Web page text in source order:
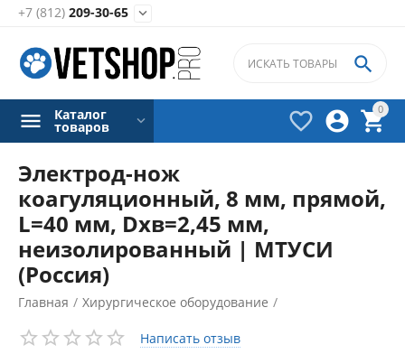
+7 (812) 209-30-65 
0




Каталог
товаров
Электрод-нож
коагуляционный, 8 мм, прямой,
L=40 мм, Dхв=2,45 мм,
неизолированный | МТУСИ
(Россия)
Главная / Хирургическое оборудование /
Электрокоагуляторы /
Написать отзыв